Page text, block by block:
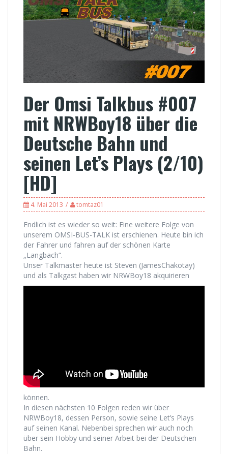
Der Omsi Talkbus #007
mit NRWBoy18 über die
Deutsche Bahn und
seinen Let’s Plays (2/10)
[HD]
4. Mai 2013 tomtaz01
Endlich ist es wieder so weit: Eine weitere Folge von
unserem OMSI-BUS-TALK ist erschienen. Heute bin ich
der Fahrer und fahren auf der schönen Karte
„Langbach“.
Unser Talkmaster heute ist Steven (JamesChakotay)
und als Talkgast haben wir NRWBoy18 akquirieren
können.
In diesen nächsten 10 Folgen reden wir über
NRWBoy18, dessen Person, sowie seine Let’s Plays
auf seinen Kanal. Nebenbei sprechen wir auch noch
über sein Hobby und seiner Arbeit bei der Deutschen
Bahn.